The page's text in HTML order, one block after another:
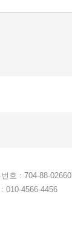
호 : 704-88-02660
010-4566-4456